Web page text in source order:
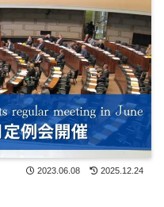
2023.06.08 2025.12.24